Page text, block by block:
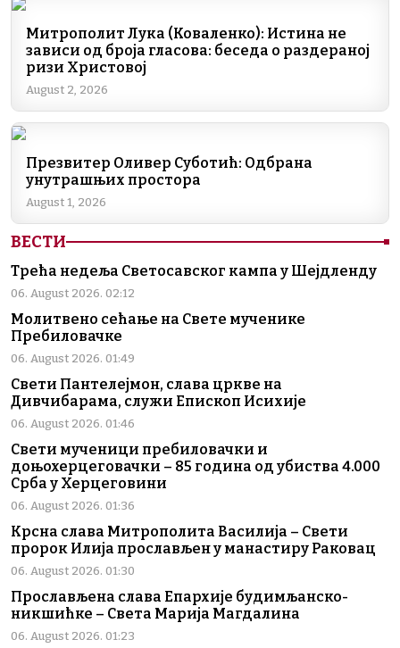
b
o
o
k
dI
n
a
m
A
p
Li
n
Митрополит Лука (Коваленко): Истина не
зависи од броја гласова: беседа о раздераној
ризи Христовој
August 2, 2026
Презвитер Оливер Суботић: Одбрана
унутрашњих простора
August 1, 2026
ВЕСТИ
Трећа недеља Светосавског кампа у Шејдленду
06. August 2026. 02:12
Молитвено сећање на Свете мученике
Пребиловачке
06. August 2026. 01:49
Свети Пантелејмон, слава цркве на
Дивчибарама, служи Епископ Исихије
06. August 2026. 01:46
Свети мученици пребиловачки и
доњохерцеговачки – 85 година од убиства 4.000
Срба у Херцеговини
06. August 2026. 01:36
Крсна слава Митрополита Василија – Свети
пророк Илија прослављен у манастиру Раковац
06. August 2026. 01:30
Прослављена слава Епархије будимљанско-
никшићке – Света Марија Магдалина
06. August 2026. 01:23